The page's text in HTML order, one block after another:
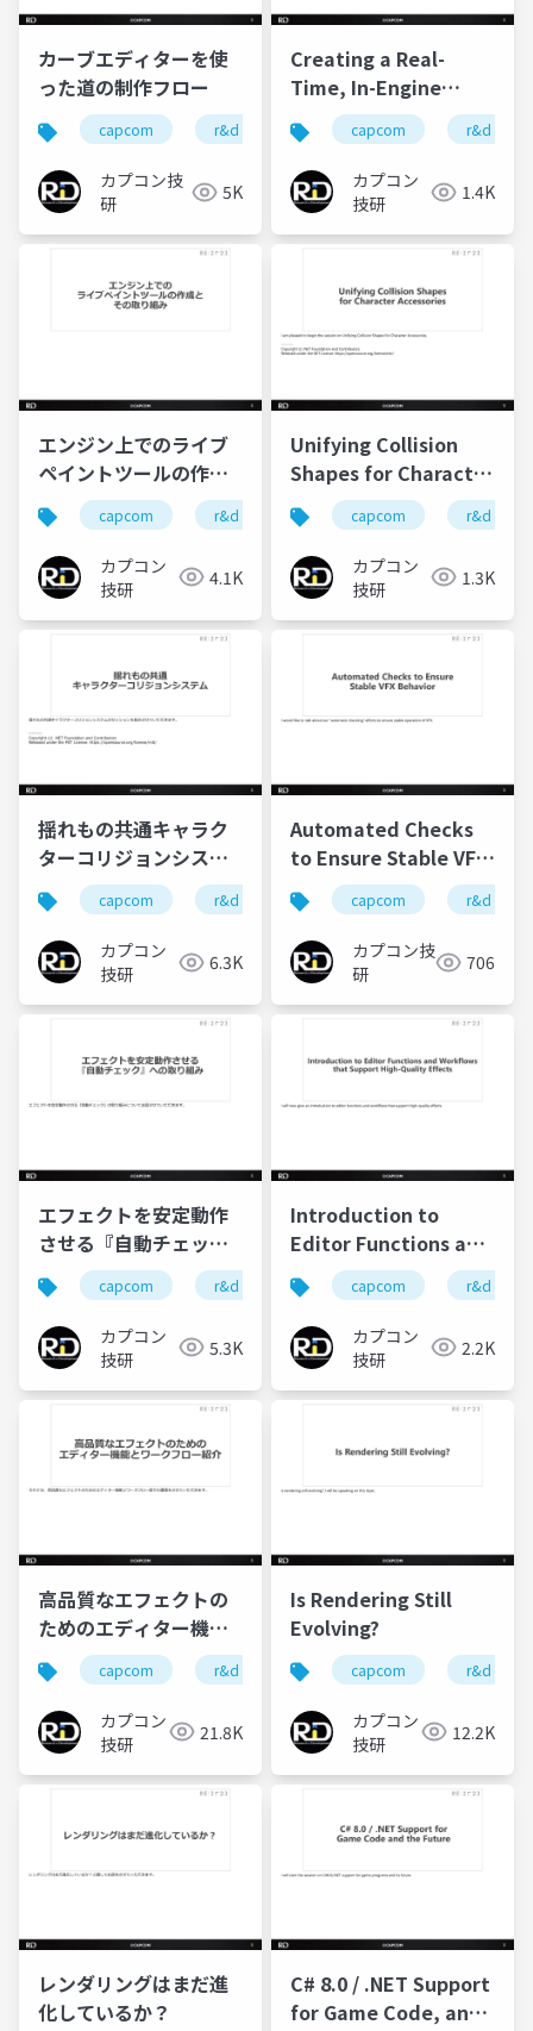
カーブエディターを使
った道の制作フロー
capcom r&d カプコン カプコン技研
カプコン技
研
5K
Creating a Real-
Time, In-Engine
Painting Tool
capcom r&d
カプコン
技研
1.4K
エンジン上でのライブ
ペイントツールの作成
とその取り組み
capcom r&d カプコン カプコン技研
カプコン
技研
4.1K
Unifying Collision
Shapes for Character
Accessories
capcom r&d
カプコン
技研
1.3K
揺れもの共通キャラク
ターコリジョンシステ
ム
capcom r&d カプコン カプコン技研
カプコン
技研
6.3K
Automated Checks
to Ensure Stable VFX
Behaviorcapcom r&d
カプコン技
研
706
エフェクトを安定動作
させる『自動チェッ
ク』への取り組み
capcom r&d カプコン カプコン技研
カプコン
技研
5.3K
Introduction to
Editor Functions and
Workflows that
Support High-Quality
Effects
capcom r&d
カプコン
技研
2.2K
高品質なエフェクトの
ためのエディター機能
とワークフロー紹介
capcom r&d カプコン カプコン技研
カプコン
技研
21.8K
Is Rendering Still
Evolving?
capcom r&d
カプコン
技研
12.2K
レンダリングはまだ進
化しているか？
C# 8.0 / .NET Support
for Game Code, and